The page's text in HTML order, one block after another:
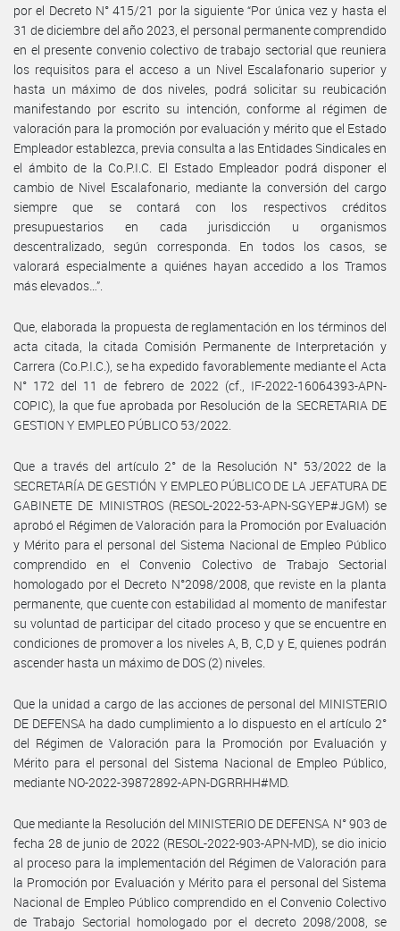
por el Decreto N° 415/21 por la siguiente “Por única vez y hasta el
31 de diciembre del año 2023, el personal permanente comprendido
en el presente convenio colectivo de trabajo sectorial que reuniera
los requisitos para el acceso a un Nivel Escalafonario superior y
hasta un máximo de dos niveles, podrá solicitar su reubicación
manifestando por escrito su intención, conforme al régimen de
valoración para la promoción por evaluación y mérito que el Estado
Empleador establezca, previa consulta a las Entidades Sindicales en
el ámbito de la Co.P.I.C. El Estado Empleador podrá disponer el
cambio de Nivel Escalafonario, mediante la conversión del cargo
siempre que se contará con los respectivos créditos
presupuestarios en cada jurisdicción u organismos
descentralizado, según corresponda. En todos los casos, se
valorará especialmente a quiénes hayan accedido a los Tramos
más elevados…”.
Que, elaborada la propuesta de reglamentación en los términos del
acta citada, la citada Comisión Permanente de Interpretación y
Carrera (Co.P.I.C.), se ha expedido favorablemente mediante el Acta
N° 172 del 11 de febrero de 2022 (cf., IF-2022-16064393-APN-
COPIC), la que fue aprobada por Resolución de la SECRETARIA DE
GESTION Y EMPLEO PÚBLICO 53/2022.
Que a través del artículo 2° de la Resolución N° 53/2022 de la
SECRETARÍA DE GESTIÓN Y EMPLEO PÚBLICO DE LA JEFATURA DE
GABINETE DE MINISTROS (RESOL-2022-53-APN-SGYEP#JGM) se
aprobó el Régimen de Valoración para la Promoción por Evaluación
y Mérito para el personal del Sistema Nacional de Empleo Público
comprendido en el Convenio Colectivo de Trabajo Sectorial
homologado por el Decreto N°2098/2008, que reviste en la planta
permanente, que cuente con estabilidad al momento de manifestar
su voluntad de participar del citado proceso y que se encuentre en
condiciones de promover a los niveles A, B, C,D y E, quienes podrán
ascender hasta un máximo de DOS (2) niveles.
Que la unidad a cargo de las acciones de personal del MINISTERIO
DE DEFENSA ha dado cumplimiento a lo dispuesto en el artículo 2°
del Régimen de Valoración para la Promoción por Evaluación y
Mérito para el personal del Sistema Nacional de Empleo Público,
mediante NO-2022-39872892-APN-DGRRHH#MD.
Que mediante la Resolución del MINISTERIO DE DEFENSA N° 903 de
fecha 28 de junio de 2022 (RESOL-2022-903-APN-MD), se dio inicio
al proceso para la implementación del Régimen de Valoración para
la Promoción por Evaluación y Mérito para el personal del Sistema
Nacional de Empleo Público comprendido en el Convenio Colectivo
de Trabajo Sectorial homologado por el decreto 2098/2008, se